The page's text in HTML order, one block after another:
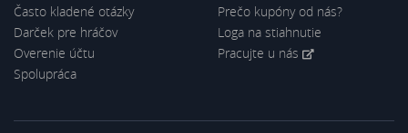
Často kladené otázky
Darček pre hráčov
Overenie účtu
Spolupráca
Prečo kupóny od nás?
Loga na stiahnutie
Pracujte u nás